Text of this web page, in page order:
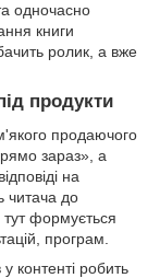
одночасно
книги
ролик, а вже
продукти
продаючого
зараз», а
на
читача до
формується
програм.
контенті робить